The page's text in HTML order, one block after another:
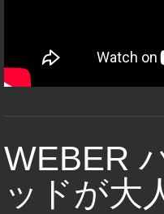
WEBER
ッドが大